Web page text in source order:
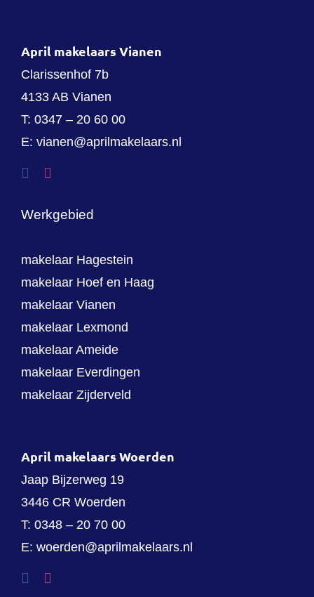
April makelaars Vianen
Clarissenhof 7b
4133 AB Vianen
T: 0347 – 20 60 00
E: vianen@aprilmakelaars.nl
Werkgebied
makelaar Hagestein
makelaar Hoef en Haag
makelaar Vianen
makelaar Lexmond
makelaar Ameide
makelaar Everdingen
makelaar Zijderveld
April makelaars Woerden
Jaap Bijzerweg 19
3446 CR Woerden
T: 0348 – 20 70 00
E: woerden@aprilmakelaars.nl